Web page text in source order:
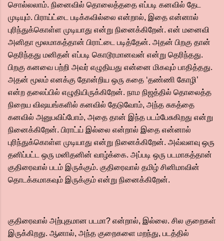
சொல்லலாம். நினைவில் தொலைத்ததை எப்படி கனவில் தேட
முடியும். பிராய்ட்டை படிக்கவில்லை என்றால், இதை என்னால்
புரிந்துக்கொள்ள முடியாது என்று நினைக்கிறேன். என் மனைவி
அனிதா மூலமாகத்தான் பிராட்டை படித்தேன். அதன் பிறகு தான்
தெரிந்தது மனிதன் எப்படி கொடூரமானவன் என்று தெரிந்தது.
பிறகு கனவை பற்றி அவர் எழுதியது என்னை மிகவும் பாதித்தது.
அதன் மூலம் எனக்கு தோன்றிய ஒரு கதை ‘தண்ணி கோழி’
என்ற தலைப்பில் எழுதியிருக்கிறேன். நாம நிஜத்தில் தொலைத்த
நிறைய விஷயங்களில் கனவில் தேடுவோம், அந்த சுகத்தை
கனவில் அனுபவிப்போம், அதை தான் இந்த படம்பேசுகிறது என்று
நினைக்கிறேன். பிராட்ய் இல்லை என்றால் இதை என்னால்
புரிந்துக்கொள்ள முடியாது என்று நினைக்கிறேன். அவ்வளவு ஒரு
தனிப்பட்ட ஒரு மனிதனின் வாழ்க்கை. அப்படி ஒரு படமாகத்தான்
குதிரைவால் படம் இருக்கும். குதிரைவால் தமிழ் சினிமாவின்
தொடக்கமாகவும் இருக்கும் என்று நினைக்கிறேன்.
குதிரைவால் அற்புதமான படமா? என்றால், இல்லை. சில குறைகள்
இருக்கிறது. ஆனால், அந்த குறைகளை மறந்து, படத்தில்